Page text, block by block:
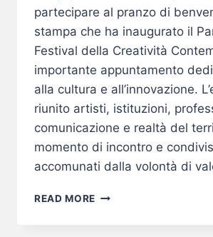
partecipare al pranzo di
stampa che ha inaugurato il
Festival della Creatività
importante appuntamento
alla cultura e all’innovazione.
riunito artisti, istituzioni,
comunicazione e realtà del
momento di incontro e
accomunati dalla volontà di
READ MORE LUNGOPARMA